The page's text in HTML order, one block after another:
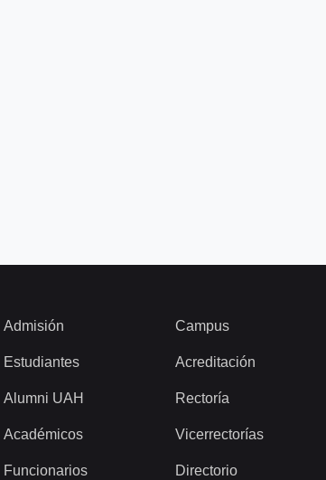
Admisión
Estudiantes
Alumni UAH
Académicos
Funcionarios
Campus
Acreditación
Rectoría
Vicerrectorías
Directorio